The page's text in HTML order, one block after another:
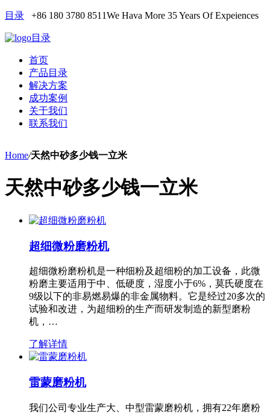
目录 +86 180 3780 8511We Hava More 35 Years Of Expeiences
目录
首页
产品目录
解决方案
成功案例
关于我们
联系我们
Home/天然中砂多少钱一立米
天然中砂多少钱一立米
超细微粉磨粉机
超细微粉磨粉机是一种细粉及超细粉的加工设备，此微
粉磨主要适用于中、低硬度，湿度小于6%，莫氏硬度在
9级以下的非易燃易爆的非金属物料。它是经过20多次的
试验和改进，为超细粉的生产而研发制造的新型磨粉
机，…
了解详情
雷蒙磨粉机
我们公司专业生产大、中型雷蒙磨粉机，拥有22年磨粉